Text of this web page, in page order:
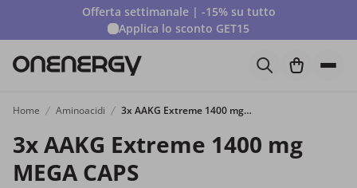
Offerta settimanale | -15% su tutto
Applica lo sconto GET15
Home Aminoacidi 3x AAKG Extreme 1400 mg MEGA CAPS
3x AAKG Extreme 1400 mg
MEGA CAPS